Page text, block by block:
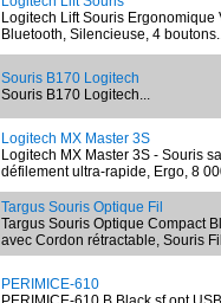
Logitech Lift Souris Ergonomique
Bluetooth, Silencieuse, 4
Souris B170 Logitech
Souris B170 Logitech...
Logitech MX Master 3S
Logitech MX Master 3S - Souris
défilement ultra-rapide, Ergo, 8
Targus Souris Optique Fil
Targus Souris Optique Compact
avec Cordon rétractable, Souris
PERIMICE-610